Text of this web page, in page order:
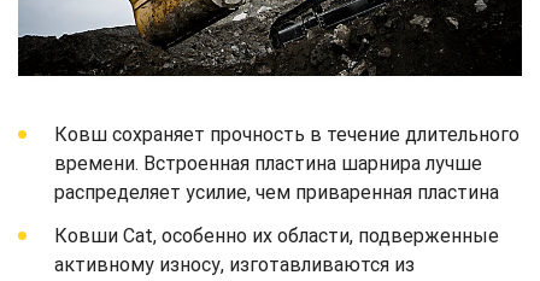
Ковш сохраняет прочность в течение длительного
времени. Встроенная пластина шарнира лучше
распределяет усилие, чем приваренная пластина
Ковши Cat, особенно их области, подверженные
активному износу, изготавливаются из